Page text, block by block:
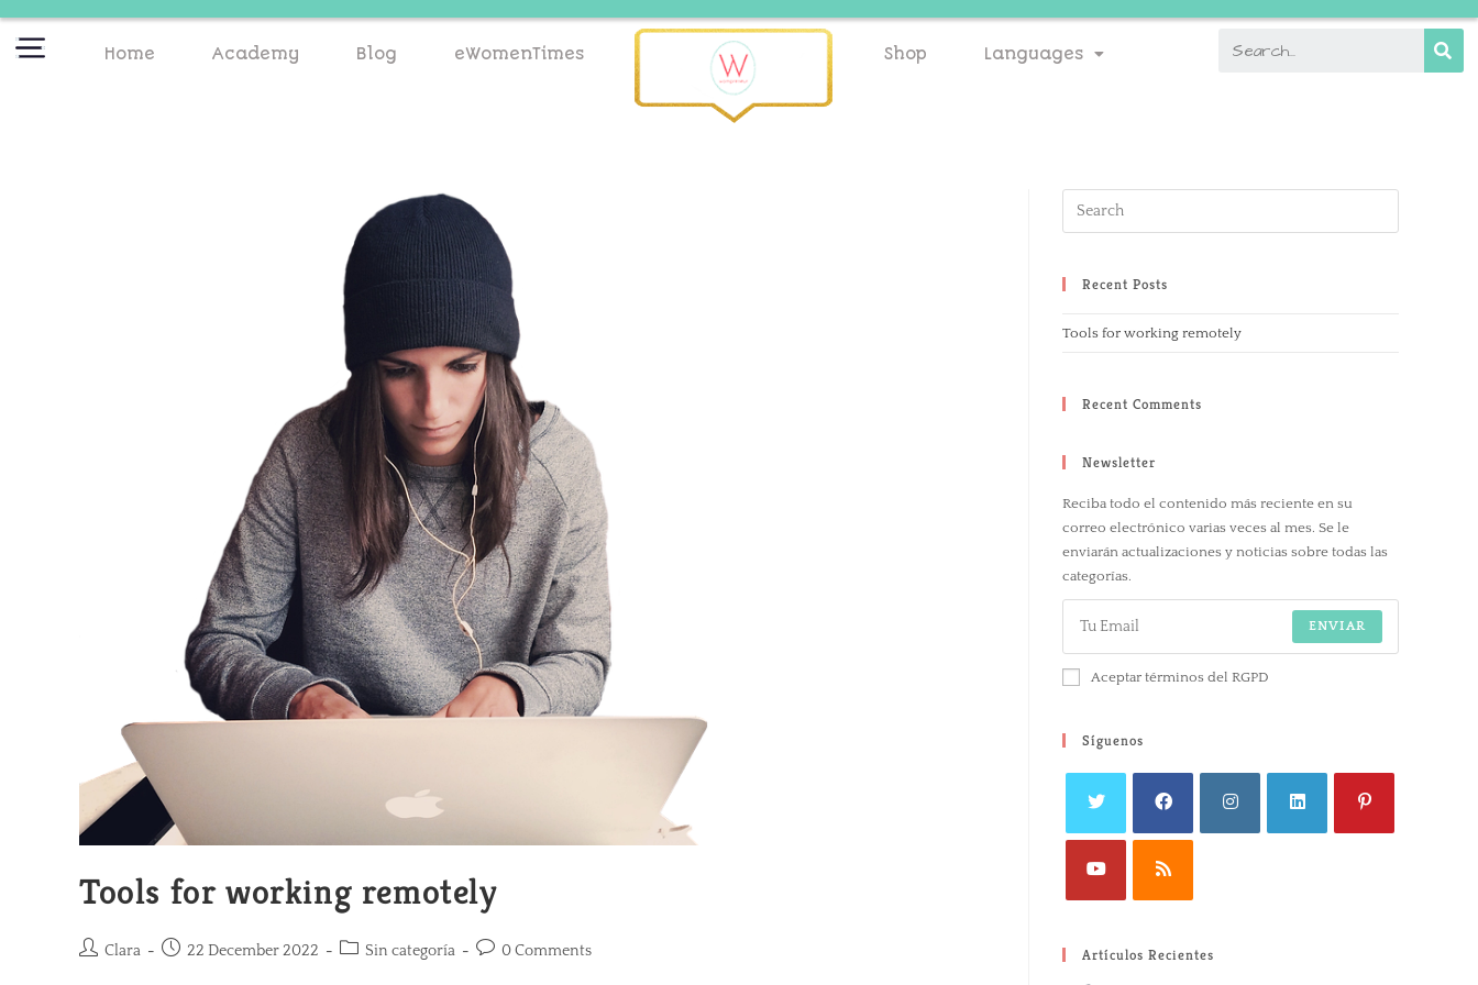
Home Academy Blog eWomenTimes Shop Languages
Tools for working remotely
Clara 22 December 2022 Sin categoría 0 Comments
Recent Posts
Tools for working remotely
Recent Comments
Newsletter
Reciba todo el contenido más reciente en su
correo electrónico varias veces al mes. Se le
enviarán actualizaciones y noticias sobre todas las
categorías.
ENVIAR
Aceptar términos del RGPD
Síguenos
Artículos Recientes